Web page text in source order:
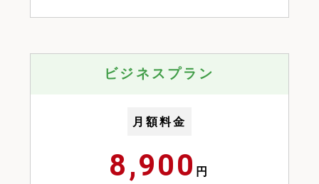
ビジネスプラン
月額料金
8,900 円